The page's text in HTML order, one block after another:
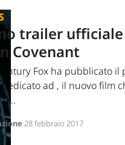
trailer
Covenant
Fox ha pubblicato il
ad , il nuovo film
il...
28 febbraio 2017